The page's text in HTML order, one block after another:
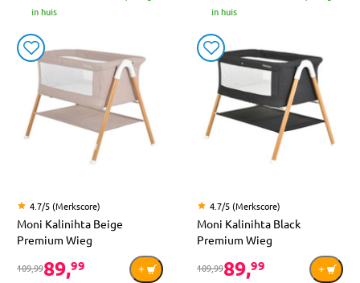
in huis
in huis
4.7/5 (Merkscore)
Moni Kalinihta Beige
Premium Wieg
109,9989,99
4.7/5 (Merkscore)
Moni Kalinihta Black
Premium Wieg
109,9989,99